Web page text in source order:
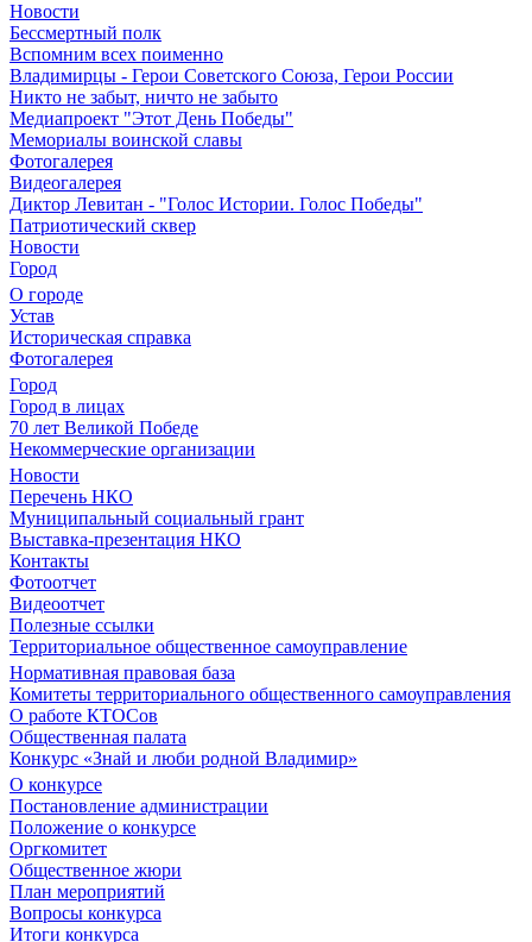
Новости
Бессмертный полк
Вспомним всех поименно
Владимирцы - Герои Советского Союза, Герои России
Никто не забыт, ничто не забыто
Медиапроект "Этот День Победы"
Мемориалы воинской славы
Фотогалерея
Видеогалерея
Диктор Левитан - "Голос Истории. Голос Победы"
Патриотический сквер
Новости
Город
О городе
Устав
Историческая справка
Фотогалерея
Город
Город в лицах
70 лет Великой Победе
Некоммерческие организации
Новости
Перечень НКО
Муниципальный социальный грант
Выставка-презентация НКО
Контакты
Фотоотчет
Видеоотчет
Полезные ссылки
Территориальное общественное самоуправление
Нормативная правовая база
Комитеты территориального общественного самоуправления
О работе КТОСов
Общественная палата
Конкурс «Знай и люби родной Владимир»
О конкурсе
Постановление администрации
Положение о конкурсе
Оргкомитет
Общественное жюри
План мероприятий
Вопросы конкурса
Итоги конкурса